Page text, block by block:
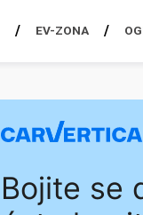
EV-ZONA